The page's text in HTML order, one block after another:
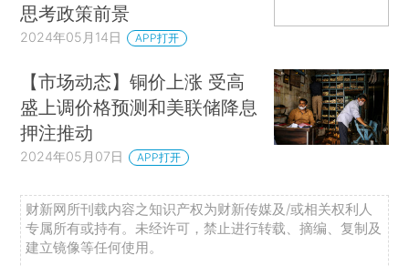
思考政策前景
2024年05月14日 APP打开
【市场动态】铜价上涨 受高
盛上调价格预测和美联储降息
押注推动
2024年05月07日 APP打开
财新网所刊载内容之知识产权为财新传媒及/或相关权利人
专属所有或持有。未经许可，禁止进行转载、摘编、复制及
建立镜像等任何使用。